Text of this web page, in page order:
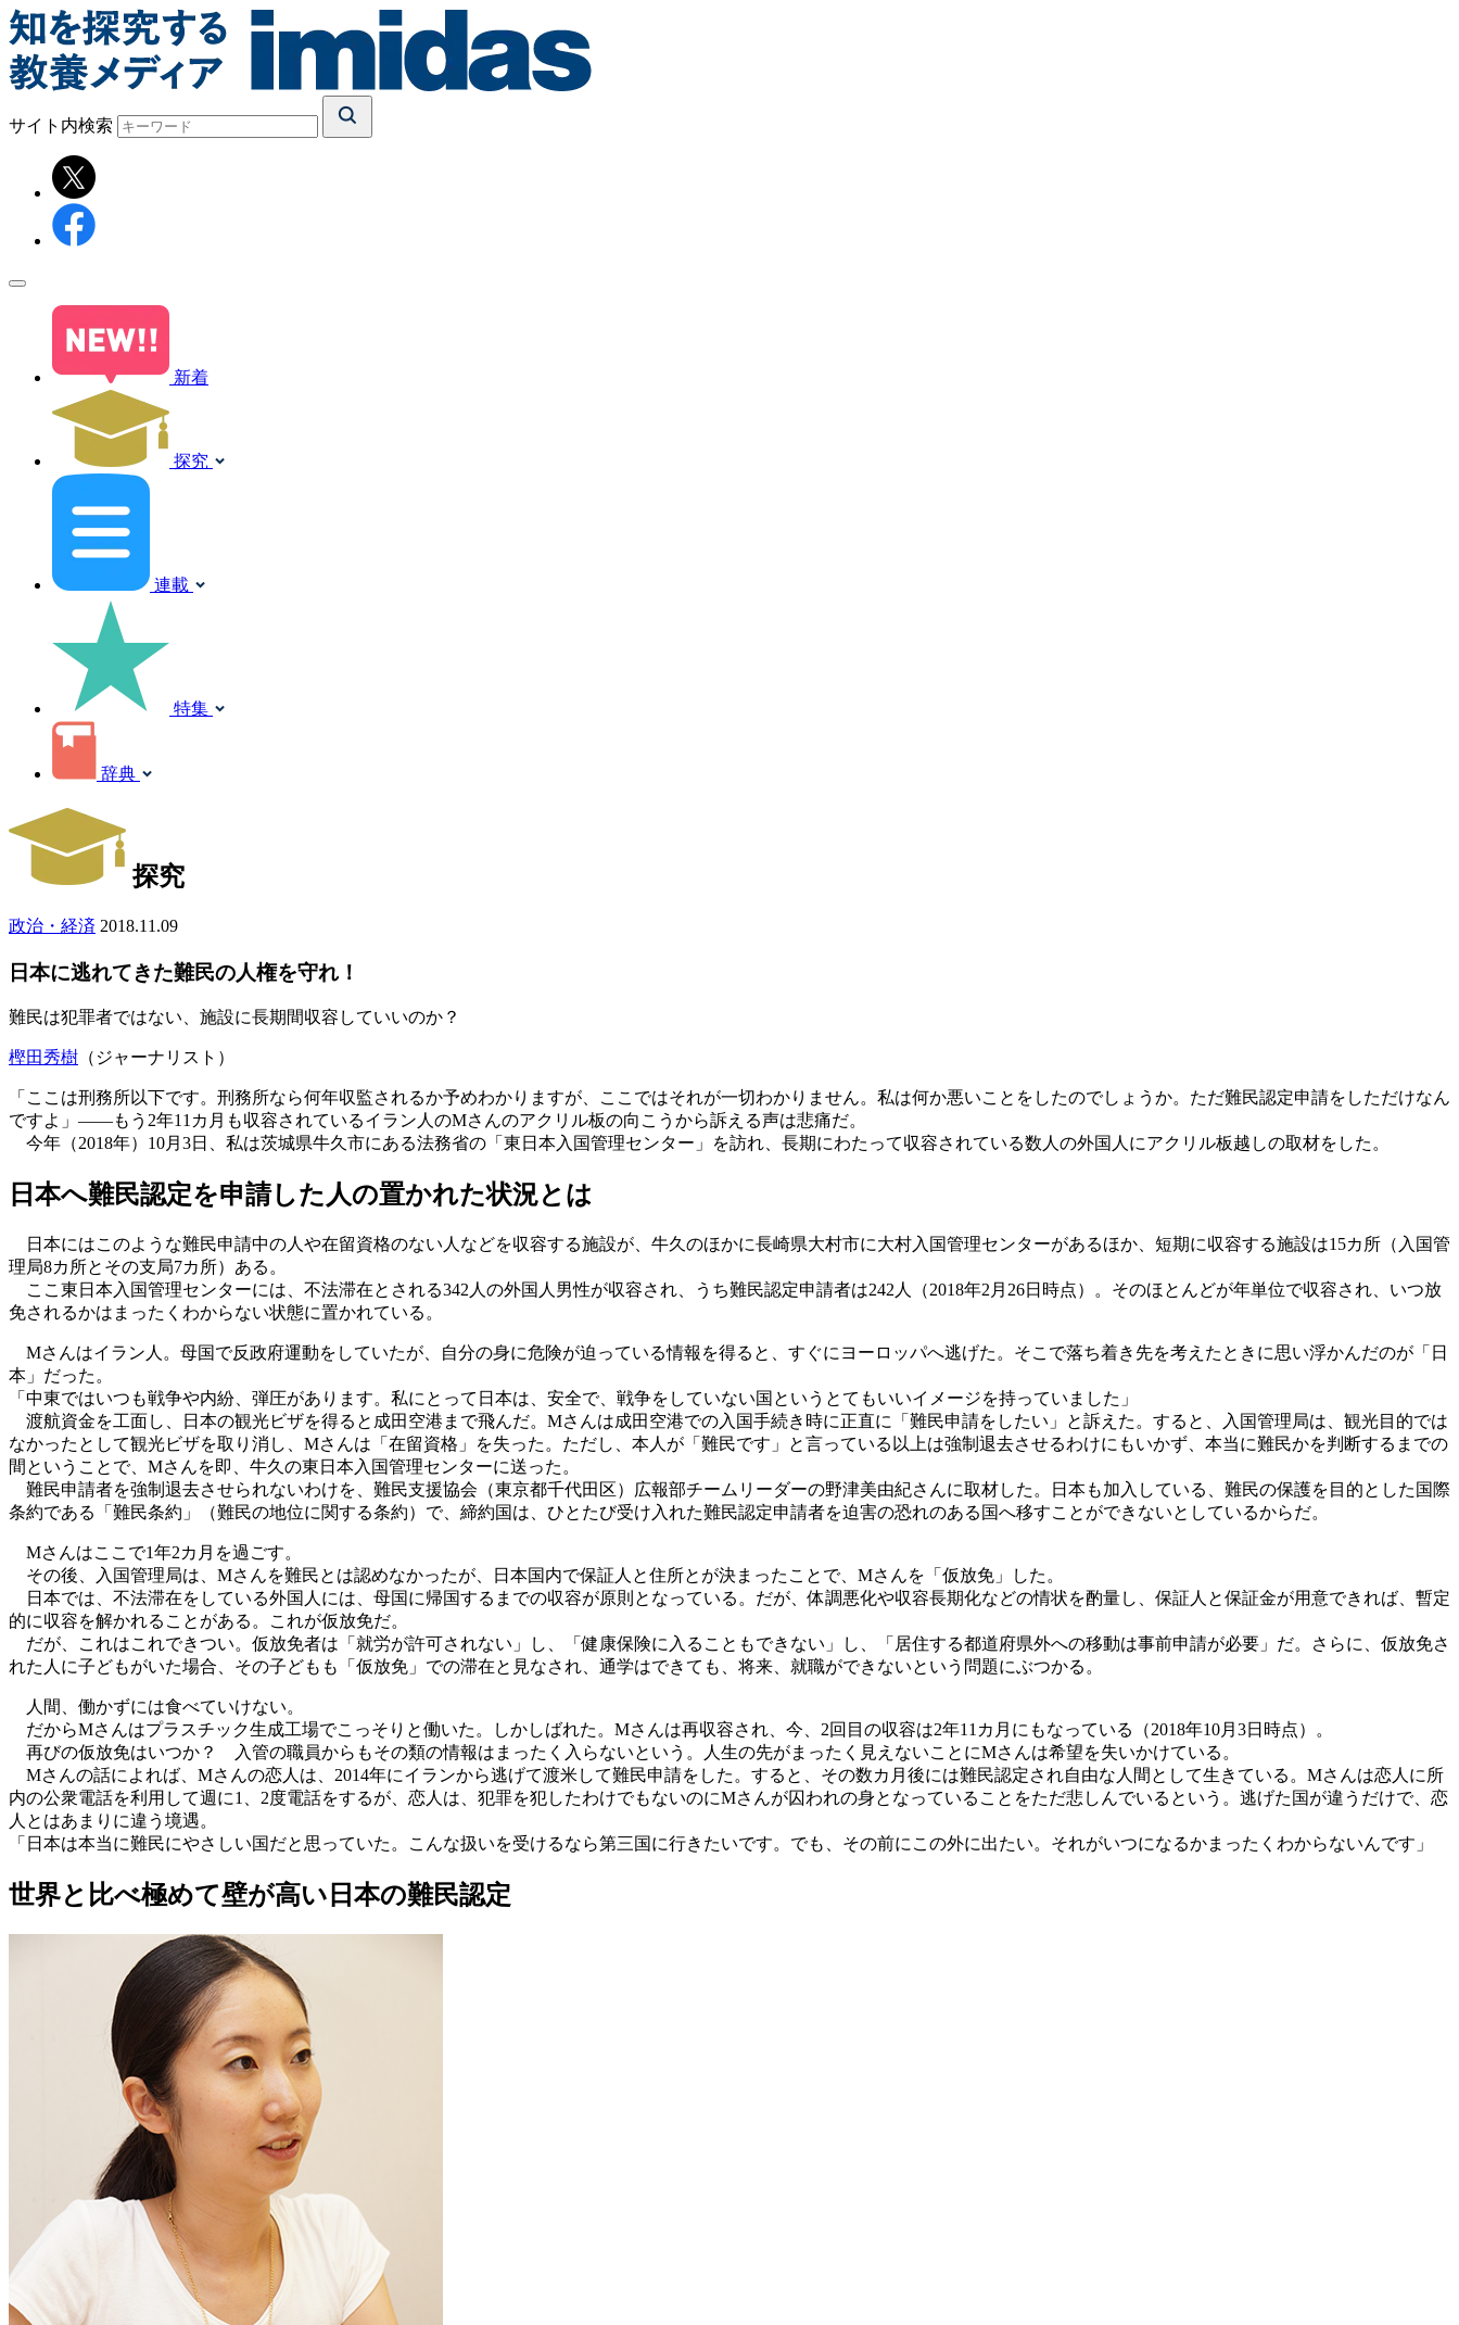
サイト内検索
新着
探究
連載
特集
辞典
探究
政治・経済 2018.11.09
日本に逃れてきた難民の人権を守れ！
難民は犯罪者ではない、施設に長期間収容していいのか？
樫田秀樹 （ジャーナリスト）
「ここは刑務所以下です。刑務所なら何年収監されるか予めわかりますが、ここではそれが一切わかりません。私は何か悪いことをしたのでしょうか。ただ難民認定申請をしただけなん
ですよ」――もう2年11カ月も収容されているイラン人のMさんのアクリル板の向こうから訴える声は悲痛だ。
今年（2018年）10月3日、私は茨城県牛久市にある法務省の「東日本入国管理センター」を訪れ、長期にわたって収容されている数人の外国人にアクリル板越しの取材をした。
日本へ難民認定を申請した人の置かれた状況とは
日本にはこのような難民申請中の人や在留資格のない人などを収容する施設が、牛久のほかに長崎県大村市に大村入国管理センターがあるほか、短期に収容する施設は15カ所（入国管
理局8カ所とその支局7カ所）ある。
ここ東日本入国管理センターには、不法滞在とされる342人の外国人男性が収容され、うち難民認定申請者は242人（2018年2月26日時点）。そのほとんどが年単位で収容され、いつ放
免されるかはまったくわからない状態に置かれている。
Mさんはイラン人。母国で反政府運動をしていたが、自分の身に危険が迫っている情報を得ると、すぐにヨーロッパへ逃げた。そこで落ち着き先を考えたときに思い浮かんだのが「日
本」だった。
「中東ではいつも戦争や内紛、弾圧があります。私にとって日本は、安全で、戦争をしていない国というとてもいいイメージを持っていました」
渡航資金を工面し、日本の観光ビザを得ると成田空港まで飛んだ。Mさんは成田空港での入国手続き時に正直に「難民申請をしたい」と訴えた。すると、入国管理局は、観光目的では
なかったとして観光ビザを取り消し、Mさんは「在留資格」を失った。ただし、本人が「難民です」と言っている以上は強制退去させるわけにもいかず、本当に難民かを判断するまでの
間ということで、Mさんを即、牛久の東日本入国管理センターに送った。
難民申請者を強制退去させられないわけを、難民支援協会（東京都千代田区）広報部チームリーダーの野津美由紀さんに取材した。日本も加入している、難民の保護を目的とした国際
条約である「難民条約」（難民の地位に関する条約）で、締約国は、ひとたび受け入れた難民認定申請者を迫害の恐れのある国へ移すことができないとしているからだ。
Mさんはここで1年2カ月を過ごす。
その後、入国管理局は、Mさんを難民とは認めなかったが、日本国内で保証人と住所とが決まったことで、Mさんを「仮放免」した。
日本では、不法滞在をしている外国人には、母国に帰国するまでの収容が原則となっている。だが、体調悪化や収容長期化などの情状を酌量し、保証人と保証金が用意できれば、暫定
的に収容を解かれることがある。これが仮放免だ。
だが、これはこれできつい。仮放免者は「就労が許可されない」し、「健康保険に入ることもできない」し、「居住する都道府県外への移動は事前申請が必要」だ。さらに、仮放免さ
れた人に子どもがいた場合、その子どもも「仮放免」での滞在と見なされ、通学はできても、将来、就職ができないという問題にぶつかる。
人間、働かずには食べていけない。
だからMさんはプラスチック生成工場でこっそりと働いた。しかしばれた。Mさんは再収容され、今、2回目の収容は2年11カ月にもなっている（2018年10月3日時点）。
再びの仮放免はいつか？ 入管の職員からもその類の情報はまったく入らないという。人生の先がまったく見えないことにMさんは希望を失いかけている。
Mさんの話によれば、Mさんの恋人は、2014年にイランから逃げて渡米して難民申請をした。すると、その数カ月後には難民認定され自由な人間として生きている。Mさんは恋人に所
内の公衆電話を利用して週に1、2度電話をするが、恋人は、犯罪を犯したわけでもないのにMさんが囚われの身となっていることをただ悲しんでいるという。逃げた国が違うだけで、恋
人とはあまりに違う境遇。
「日本は本当に難民にやさしい国だと思っていた。こんな扱いを受けるなら第三国に行きたいです。でも、その前にこの外に出たい。それがいつになるかまったくわからないんです」
世界と比べ極めて壁が高い日本の難民認定